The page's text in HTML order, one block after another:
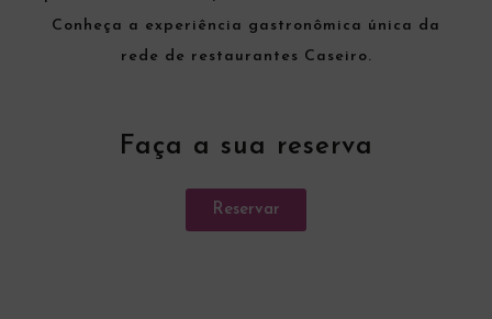
Conheça a experiência gastronômica única da
rede de restaurantes Caseiro.
Faça a sua reserva
Reservar